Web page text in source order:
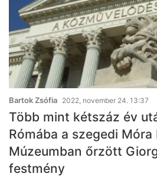
Bartok Zsófia 2022, november 24. 13:37
Több mint kétszáz év
Rómába a szegedi Móra
Múzeumban őrzött
festmény